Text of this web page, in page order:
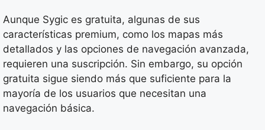
Aunque Sygic es gratuita, algunas de sus
características premium, como los mapas más
detallados y las opciones de navegación avanzada,
requieren una suscripción. Sin embargo, su opción
gratuita sigue siendo más que suficiente para la
mayoría de los usuarios que necesitan una
navegación básica.